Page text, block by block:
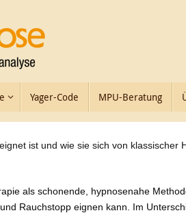
Yager-Code MPU-Beratung
ist und wie sie sich von klassischer
als schonende, hypnosenahe
Rauchstopp eignen kann. Im